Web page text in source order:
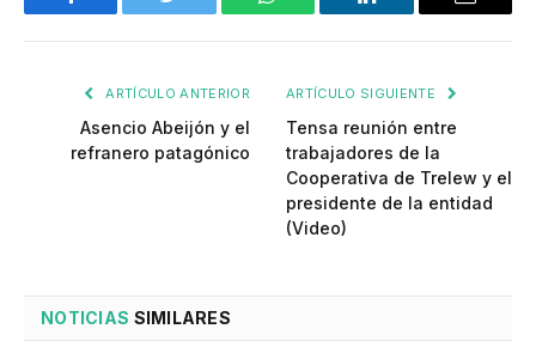
Facebook Twitter WhatsApp LinkedIn Email
ARTÍCULO ANTERIOR
Asencio Abeijón y el
refranero patagónico
ARTÍCULO SIGUIENTE
Tensa reunión entre
trabajadores de la
Cooperativa de Trelew y el
presidente de la entidad
(Video)
NOTICIAS SIMILARES